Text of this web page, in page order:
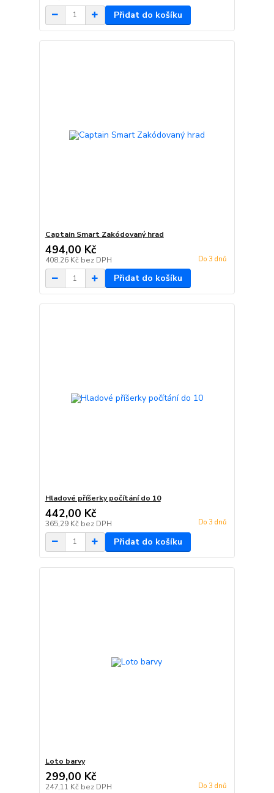
Přidat do košíku
Captain Smart Zakódovaný hrad
494,00 Kč
408,26 Kč bez DPH Do 3 dnů
Přidat do košíku
Hladové příšerky počítání do 10
442,00 Kč
365,29 Kč bez DPH Do 3 dnů
Přidat do košíku
Loto barvy
299,00 Kč
247,11 Kč bez DPH Do 3 dnů